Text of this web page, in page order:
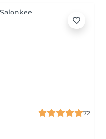
72